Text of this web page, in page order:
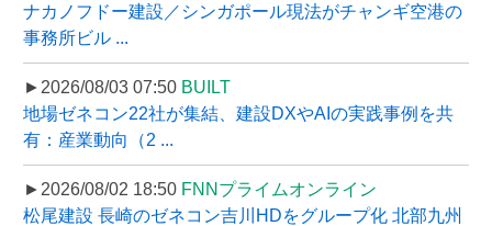
ナカノフドー建設／シンガポール現法がチャンギ空港の
事務所ビル ...
►2026/08/03 07:50 BUILT
地場ゼネコン22社が集結、建設DXやAIの実践事例を共
有：産業動向（2 ...
►2026/08/02 18:50 FNNプライムオンライン
松尾建設 長崎のゼネコン吉川HDをグループ化 北部九州